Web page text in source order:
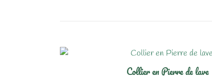
Collier en Pierre de lave